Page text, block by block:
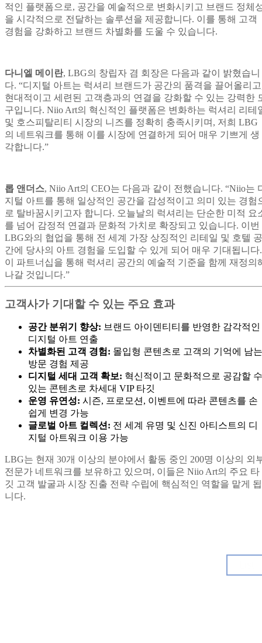
적인 플랫폼으로, 공간을 예술적으로 변화시키고 브랜드 정체
을 시각적으로 전달하는 솔루션을 제공합니다. 이를 통해 고객
경험을 강화하고 브랜드 차별화를 도울 수 있습니다.
다니엘 메이란, LBG의 창립자 겸 회장은 다음과 같이 밝혔습니
다. “디지털 아트는 럭셔리 브랜드가 공간의 품격을 끌어올리
현대적이고 세련된 고객층과의 연결을 강화할 수 있는 강력한
구입니다. Niio Art의 혁신적인 플랫폼은 변화하는 럭셔리 리테
및 호스피탈리티 시장의 니즈를 정확히 충족시키며, 저희 LBG
의 네트워크를 통해 이를 시장에 연결하게 되어 매우 기쁘게 생
각합니다.”
롭 앤더스, Niio Art의 CEO는 다음과 같이 전했습니다. “Niio는
지털 아트를 통해 일상적인 공간을 감성적이고 의미 있는 경험
로 탈바꿈시키고자 합니다. 오늘날의 럭셔리는 단순한 미적 요
를 넘어 감정적 연결과 문화적 가치로 확장되고 있습니다. 이번
LBG와의 협업을 통해 전 세계 가장 상징적인 리테일 및 호텔 공
간에 당사의 아트 경험을 도입할 수 있게 되어 매우 기대됩니다.
이 파트너십을 통해 럭셔리 공간의 예술적 기준을 함께 재정의
나갈 것입니다.”
고객사가 기대할 수 있는 주요 효과
공간 분위기 향상: 브랜드 아이덴티티를 반영한 감각적인
디지털 아트 연출
차별화된 고객 경험: 몰입형 콘텐츠로 고객의 기억에 남는
방문 경험 제공
디지털 세대 고객 확보: 혁신적이고 문화적으로 공감할 수
있는 콘텐츠로 차세대 VIP 타깃
운영 유연성: 시즌, 프로모션, 이벤트에 따라 콘텐츠를 손
쉽게 변경 가능
글로벌 아트 컬렉션: 전 세계 유명 및 신진 아티스트의 디
지털 아트워크 이용 가능
LBG는 현재 30개 이상의 분야에서 활동 중인 200명 이상의 외
전문가 네트워크를 보유하고 있으며, 이들은 Niio Art의 주요 타
깃 고객 발굴과 시장 진출 전략 수립에 핵심적인 역할을 맡게 됩
니다.